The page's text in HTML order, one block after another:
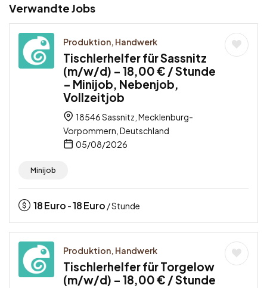
Verwandte Jobs
Produktion, Handwerk
Tischlerhelfer für Sassnitz
(m/w/d) – 18,00 € / Stunde
– Minijob, Nebenjob,
Vollzeitjob
18546 Sassnitz, Mecklenburg-
Vorpommern, Deutschland
05/08/2026
Minijob
18Euro -18Euro / Stunde
Produktion, Handwerk
Tischlerhelfer für Torgelow
(m/w/d) – 18,00 € / Stunde